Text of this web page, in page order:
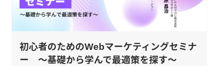
初心者のためのWebマーケティングセミナ
ー ～基礎から学んで最適策を探す～